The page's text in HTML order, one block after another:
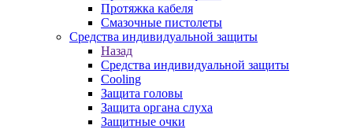
Протяжка кабеля
Смазочные пистолеты
Средства индивидуальной защиты
Назад
Средства индивидуальной защиты
Cooling
Защита головы
Защита органа слуха
Защитные очки